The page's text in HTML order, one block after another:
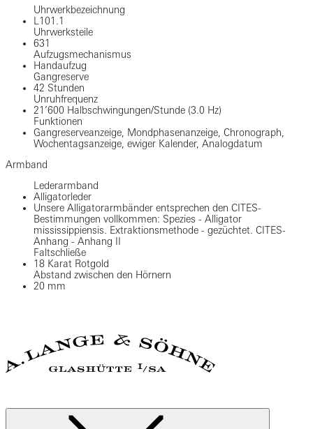
Uhrwerkbezeichnung
L101.1
Uhrwerksteile
631
Aufzugsmechanismus
Handaufzug
Gangreserve
42 Stunden
Unruhfrequenz
21’600 Halbschwingungen/Stunde (3.0 Hz)
Funktionen
Gangreserveanzeige, Mondphasenanzeige, Chronograph,
Wochentagsanzeige, ewiger Kalender, Analogdatum
Armband
Lederarmband
Alligatorleder
Unsere Alligatorarmbänder entsprechen den CITES-
Bestimmungen vollkommen: Spezies - Alligator
mississippiensis. Extraktionsmethode - gezüchtet. CITES-
Anhang - Anhang II
Faltschließe
18 Karat Rotgold
Abstand zwischen den Hörnern
20 mm